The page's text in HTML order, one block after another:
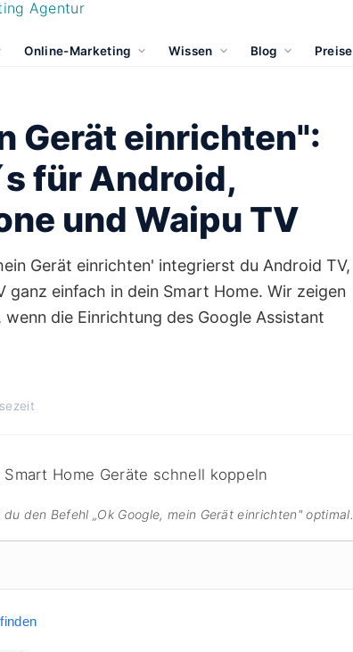
Online-Marketing Wissen Blog Preise
Gerät einrichten":
für Android,
und Waipu TV
Gerät einrichten' integrierst du Android TV,
ganz einfach in dein Smart Home. Wir zeigen
die Einrichtung des Google Assistant
den Befehl „Ok Google, mein Gerät einrichten" optimal.